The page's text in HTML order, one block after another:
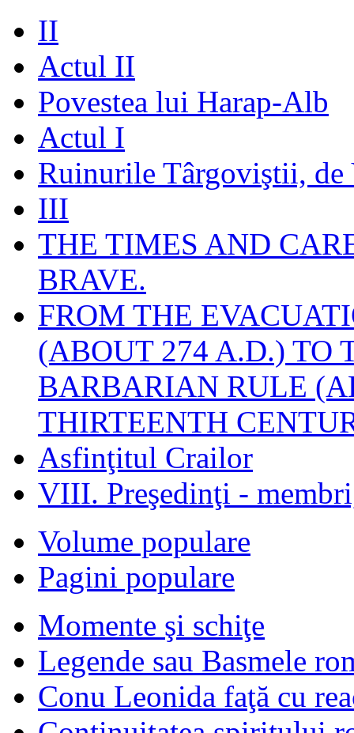
II
Actul II
Povestea lui Harap-Alb
Actul I
Ruinurile Târgoviştii, de
III
THE TIMES AND
BRAVE.
FROM THE
(ABOUT 274 A.D.) TO
BARBARIAN RULE
THIRTEENTH
Asfinţitul Crailor
VIII. Preşedinţi -
Volume populare
Pagini populare
Momente şi schiţe
Legende sau Basmele
Conu Leonida faţă cu